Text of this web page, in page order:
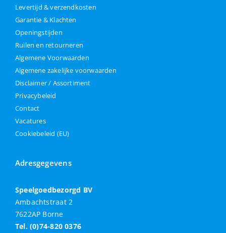
Levertijd & verzendkosten
Garantie & Klachten
Openingstijden
Ruilen en retourneren
Algemene Voorwaarden
Algemene zakelijke voorwaarden
Disclaimer / Assortiment
Privacybeleid
Contact
Vacatures
Cookiebeleid (EU)
Adresgegevens
Speelgoedbezorgd BV
Ambachtstraat 2
7622AP Borne
Tel. (0)74-820 0376